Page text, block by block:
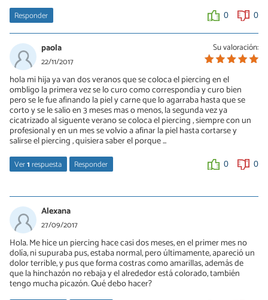
Responder 0 0
Su valoración:
paola
22/11/2017
hola mi hija ya van dos veranos que se coloca el piercing en el
ombligo la primera vez se lo curo como correspondia y curo bien
pero se le fue afinando la piel y carne que lo agarraba hasta que se
corto y se le salio en 3 meses mas o menos, la segunda vez ya
cicatrizado al siguente verano se coloca el piercing , siempre con un
profesional y en un mes se volvio a afinar la piel hasta cortarse y
salirse el piercing , quisiera saber el porque ...
Ver1respuesta Responder 0 0
Hola,eso significa que el cuerpo rechaza el pendiente a mí me ha
pasado.. soy una persona alérgica al níquel,quizás ella debería
optar por utilizar joyas que no tengan níquel de mejor calidad
como lo es el titanio o el oro, Saludos.
0
Alexana
27/09/2017
Hola. Me hice un piercing hace casi dos meses, en el primer mes no
dolía, ni supuraba pus, estaba normal, pero últimamente, apareció un
dolor terrible, y pus que forma costras como amarillas, además de
que la hinchazón no rebaja y el alrededor está colorado, también
tengo mucha picazón. Qué debo hacer?